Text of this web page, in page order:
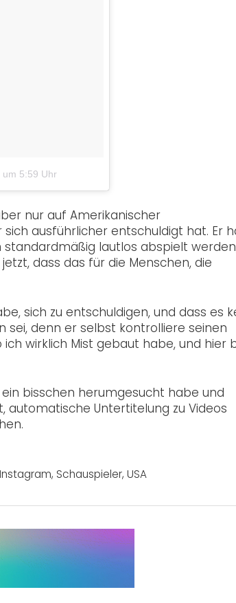
5:59 Uhr
nur auf Amerikanischer
ausführlicher entschuldigt hat. Er
lautlos abspielt
dass das für die Menschen, die
sich zu entschuldigen, und dass es
sei, denn er selbst kontrolliere seinen
wirklich Mist gebaut habe, und hier
bisschen herumgesucht habe und
automatische Untertitelung zu Videos
Instagram, Schauspieler, USA